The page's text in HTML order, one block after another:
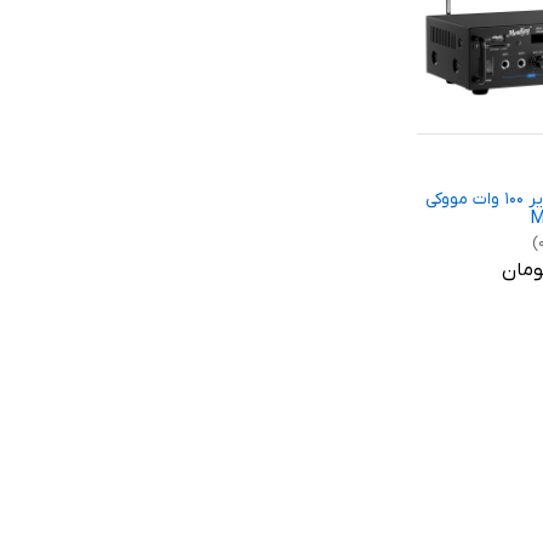
پاور آمپلی فایر ۱۰۰ وات مووکی